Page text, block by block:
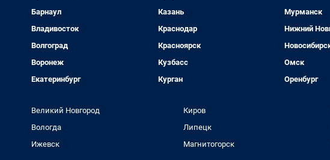
Барнаул
Владивосток
Волгоград
Воронеж
Екатеринбург
Казань
Краснодар
Красноярск
Кузбасс
Курган
Мурманск
Нижний
Омск
Оренбург
Великий Новгород
Вологда
Ижевск
Киров
Липецк
Магнитогорск